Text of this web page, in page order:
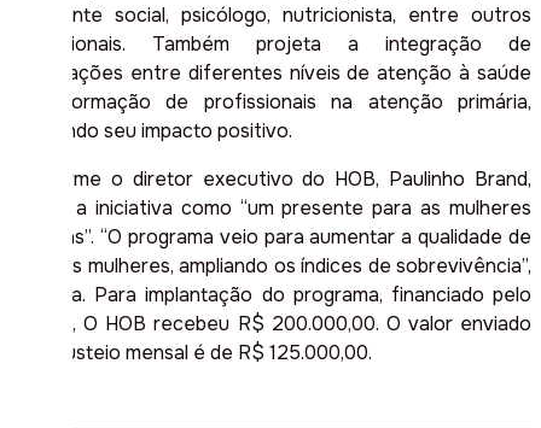
assistente social, psicólogo, nutricionista, entre outros
profissionais. Também projeta a integração de
informações entre diferentes níveis de atenção à saúde
e a formação de profissionais na atenção primária,
ampliando seu impacto positivo.
Conforme o diretor executivo do HOB, Paulinho Brand,
define a iniciativa como “um presente para as mulheres
gaúchas”. “O programa veio para aumentar a qualidade de
vida das mulheres, ampliando os índices de sobrevivência”,
destaca. Para implantação do programa, financiado pelo
Estado, O HOB recebeu R$ 200.000,00. O valor enviado
para custeio mensal é de R$ 125.000,00.